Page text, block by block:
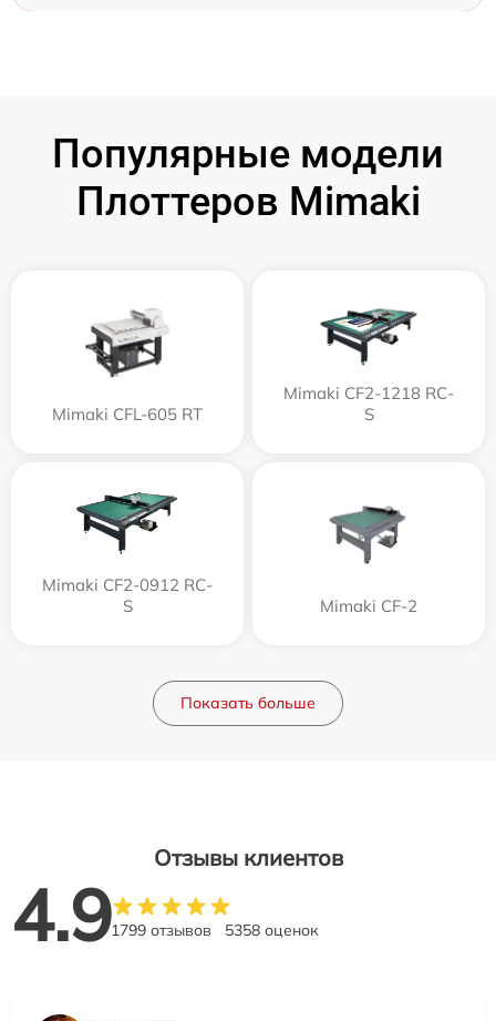
Популярные модели
Плоттеров Mimaki
Mimaki CFL-605 RT
Mimaki CF2-1218 RC-
S
Mimaki CF2-0912 RC-
S
Mimaki CF-2
Показать больше
Отзывы клиентов
4.91799 отзывов 5358 оценок